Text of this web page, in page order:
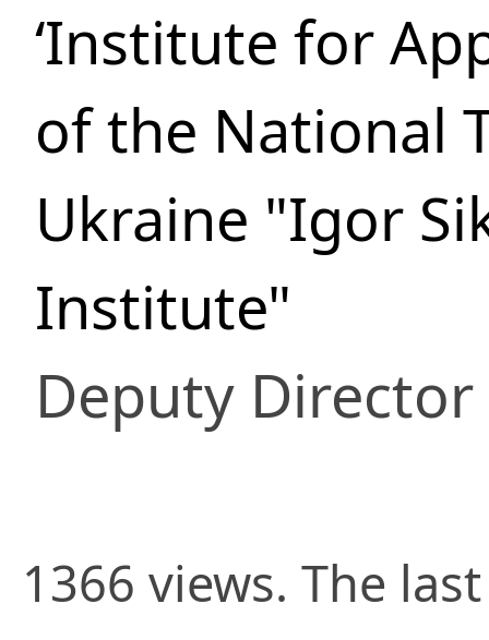
‘Institute for
of the National
Ukraine "Igor
Institute"
Deputy
1366 views. The